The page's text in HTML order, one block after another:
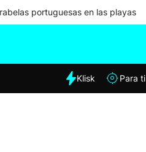
portuguesas en las playas
Klisk Para ti